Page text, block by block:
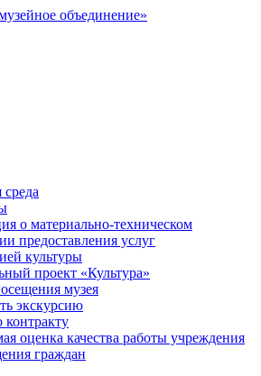
среда
о материально-техническом
предоставления услуг
культуры
проект «Культура»
музея
экскурсию
оценка качества работы учреждения
граждан